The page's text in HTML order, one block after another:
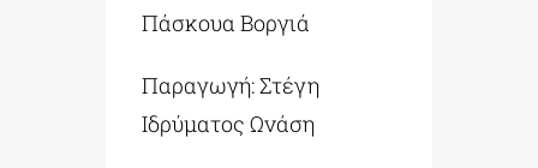
Πάσκουα Βοργιά
Παραγωγή: Στέγη
Ιδρύματος Ωνάση